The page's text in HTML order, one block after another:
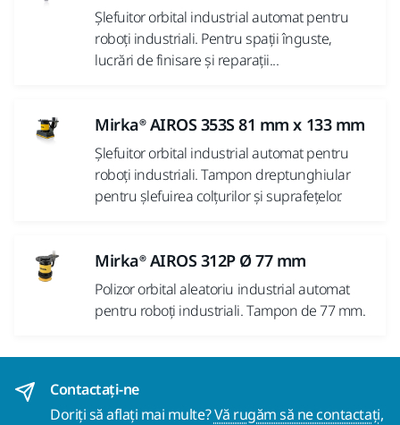
Șlefuitor orbital industrial automat pentru
roboți industriali. Pentru spații înguste,
lucrări de finisare și reparații...
Mirka® AIROS 353S 81 mm x 133 mm
Șlefuitor orbital industrial automat pentru
roboți industriali. Tampon dreptunghiular
pentru șlefuirea colțurilor și suprafețelor.
Mirka® AIROS 312P Ø 77 mm
Polizor orbital aleatoriu industrial automat
pentru roboți industriali. Tampon de 77 mm.
Contactaţi-ne
Doriți să aflați mai multe?Vă rugăm să ne contactați,